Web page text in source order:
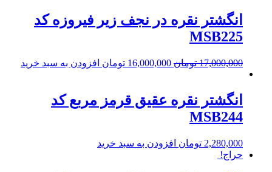
انگشتر نقره در نجف زیر فیروزه کد
MSB225
17,000,000 تومان 16,000,000 تومان افزودن به سبد خرید
انگشتر نقره عقیق قرمز مربع کد
MSB244
2,280,000 تومان افزودن به سبد خرید
حراج!